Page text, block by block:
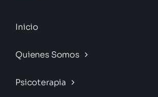
Inicio
Quienes Somos
Psicoterapia